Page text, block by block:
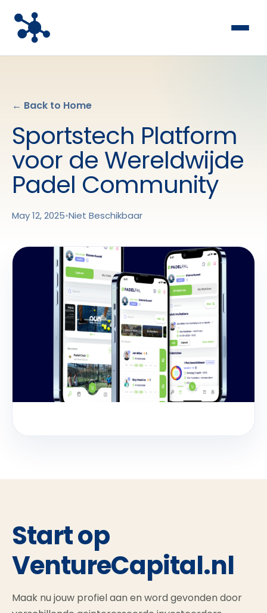
← Back to Home
Sportstech Platform
voor de Wereldwijde
Padel Community
May 12, 2025•Niet Beschikbaar
Start op
VentureCapital.nl
Maak nu jouw profiel aan en word gevonden door